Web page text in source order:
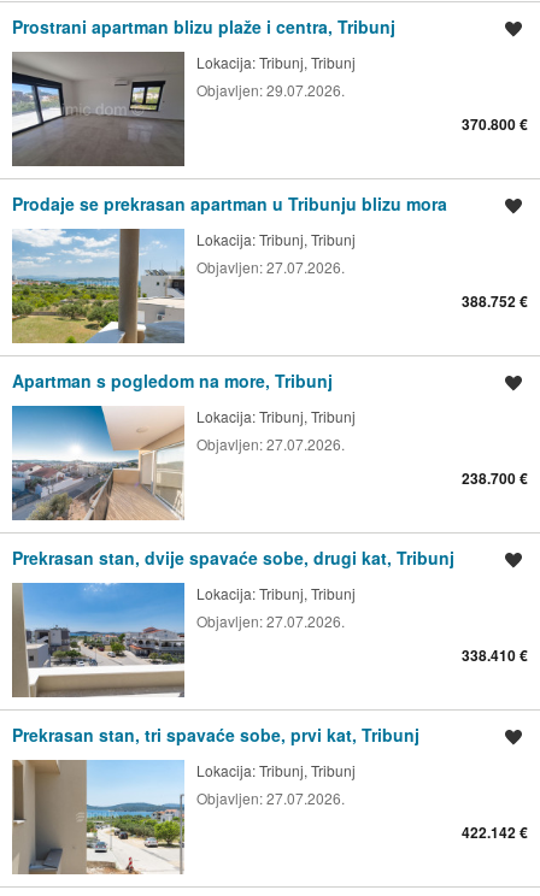
Prostrani apartman blizu plaže i centra, Tribunj
Lokacija:Tribunj, Tribunj
Objavljen:29.07.2026.
370.800 €
Prodaje se prekrasan apartman u Tribunju blizu mora
Lokacija:Tribunj, Tribunj
Objavljen:27.07.2026.
388.752 €
Apartman s pogledom na more, Tribunj
Lokacija:Tribunj, Tribunj
Objavljen:27.07.2026.
238.700 €
Prekrasan stan, dvije spavaće sobe, drugi kat, Tribunj
Lokacija:Tribunj, Tribunj
Objavljen:27.07.2026.
338.410 €
Prekrasan stan, tri spavaće sobe, prvi kat, Tribunj
Lokacija:Tribunj, Tribunj
Objavljen:27.07.2026.
422.142 €